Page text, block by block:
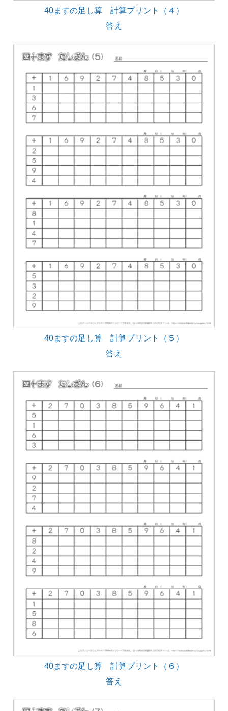
40ますの足し算 計算プリント（４）
答え
40ますの足し算 計算プリント（５）
答え
40ますの足し算 計算プリント（６）
答え